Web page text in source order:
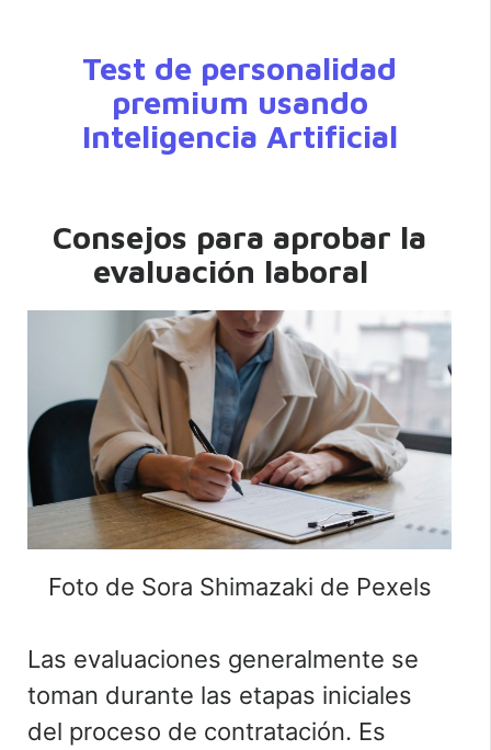
Test de personalidad
premium usando
Inteligencia Artificial
Consejos para aprobar la
evaluación laboral
Foto de Sora Shimazaki de Pexels
Las evaluaciones generalmente se
toman durante las etapas iniciales
del proceso de contratación. Es